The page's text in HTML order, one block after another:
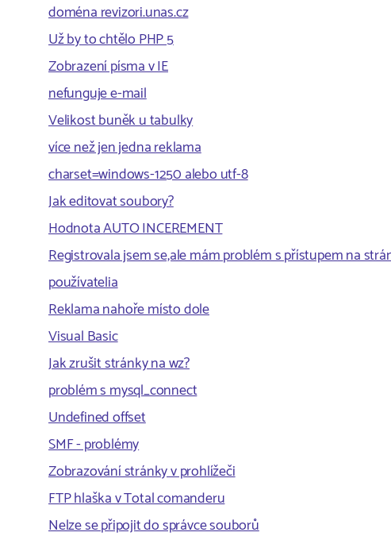
doména revizori.unas.cz
Už by to chtělo PHP 5
Zobrazení písma v IE
nefunguje e-mail
Velikost buněk u tabulky
více než jen jedna reklama
charset=windows-1250 alebo utf-8
Jak editovat soubory?
Hodnota AUTO INCEREMENT
Registrovala jsem se,ale mám problém s přístupem na
používatelia
Reklama nahoře místo dole
Visual Basic
Jak zrušit stránky na wz?
problém s mysql_connect
Undefined offset
SMF - problémy
Zobrazování stránky v prohlížeči
FTP hlaška v Total comanderu
Nelze se připojit do správce souborů